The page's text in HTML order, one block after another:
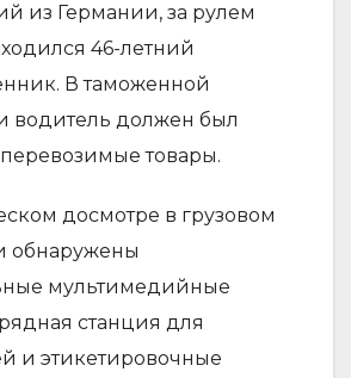
из Германии, за рулем
46-летний
В таможенной
водитель должен был
перевозимые товары.
досмотре в грузовом
обнаружены
мультимедийные
станция для
и этикетировочные